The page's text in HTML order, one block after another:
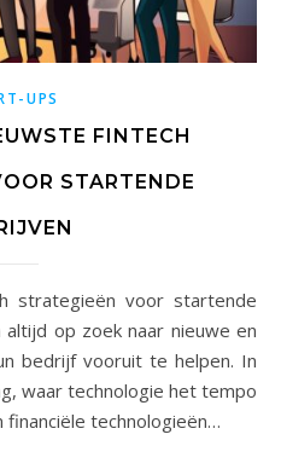
UPS
FINTECH
STARTENDE
op zoek naar nieuwe en
bedrijf vooruit te helpen. In
waar technologie het tempo
technologieën…